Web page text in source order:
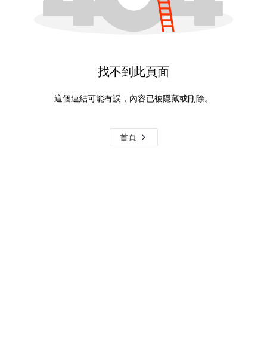
找不到此頁面
這個連結可能有誤，內容已被隱藏或刪除。
首頁